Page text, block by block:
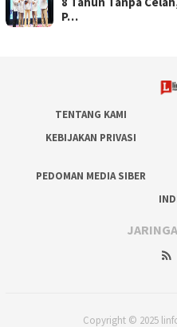
P…
TENTANG KAMI
KEBIJAKAN PRIVASI
PEDOMAN MEDIA SIBER
Copyright © 2025